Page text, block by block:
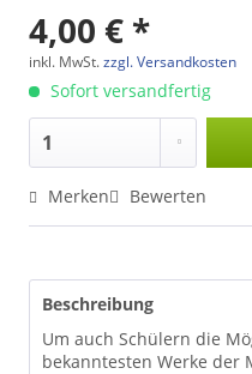
4,00 € *
inkl. MwSt.zzgl. Versandkosten
Sofort versandfertig
Merken Bewerten
Beschreibung
Um auch Schülern die
bekanntesten Werke der